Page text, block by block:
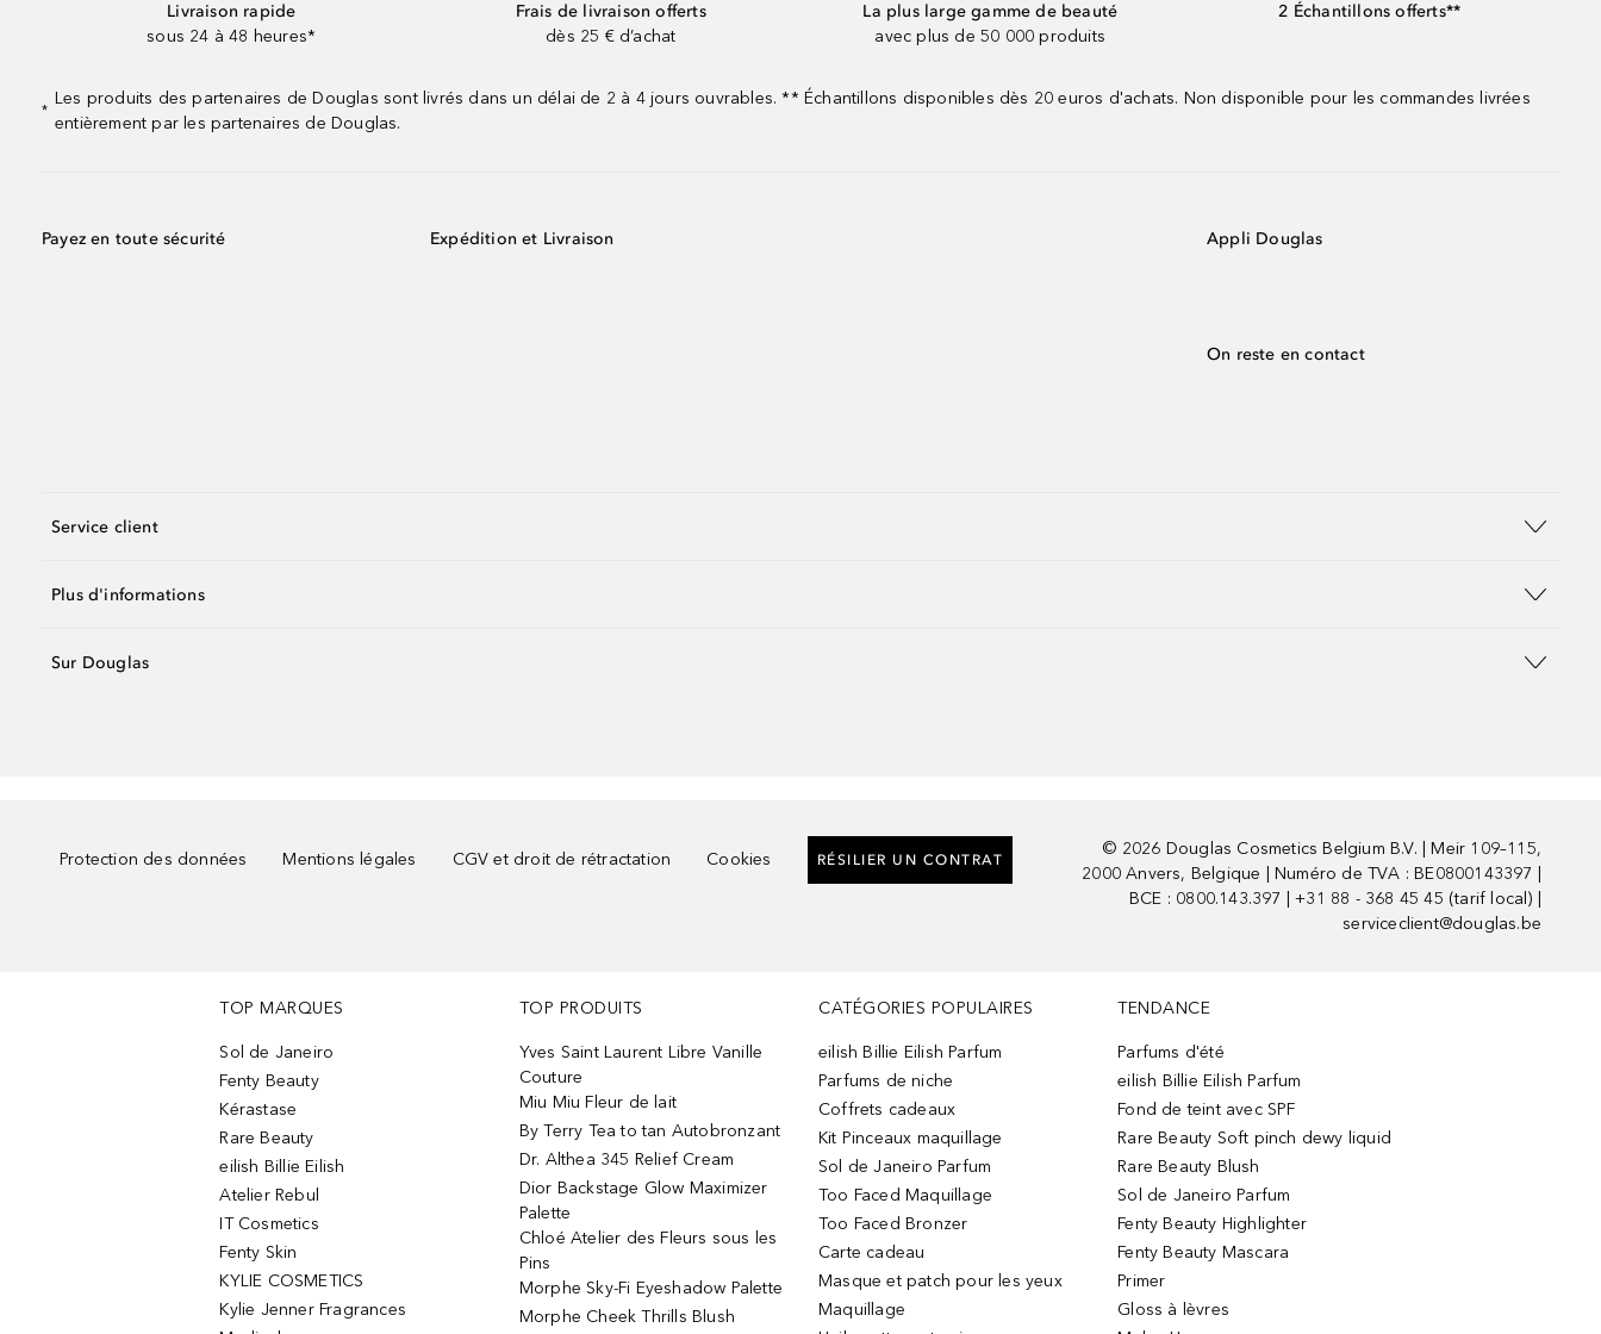
Livraison rapide
sous 24 à 48 heures*
Frais de livraison offerts
dès 25 € d’achat
La plus large gamme de beauté
avec plus de 50 000 produits
2 Échantillons offerts**
*
Les produits des partenaires de Douglas sont livrés dans un délai de 2 à 4 jours ouvrables. ** Échantillons disponibles dès 20 euros d'achats. Non disponible pour les commandes livrées
entièrement par les partenaires de Douglas.
Payez en toute sécurité Expédition et Livraison Appli Douglas
On reste en contact
Service client
Plus d'informations
Sur Douglas
Protection des données Mentions légales CGV et droit de rétractation Cookies RÉSILIER UN CONTRAT
© 2026 Douglas Cosmetics Belgium B.V. | Meir 109–115,
2000 Anvers, Belgique | Numéro de TVA : BE0800143397 |
BCE : 0800.143.397 | +31 88 - 368 45 45 (tarif local) |
serviceclient@douglas.be
TOP MARQUES
Sol de Janeiro
Fenty Beauty
Kérastase
Rare Beauty
eilish Billie Eilish
Atelier Rebul
IT Cosmetics
Fenty Skin
KYLIE COSMETICS
Kylie Jenner Fragrances
TOP PRODUITS
Yves Saint Laurent Libre Vanille
Couture
Miu Miu Fleur de lait
By Terry Tea to tan Autobronzant
Dr. Althea 345 Relief Cream
Dior Backstage Glow Maximizer
Palette
Chloé Atelier des Fleurs sous les
Pins
Morphe Sky-Fi Eyeshadow Palette
Morphe Cheek Thrills Blush
CATÉGORIES POPULAIRES
eilish Billie Eilish Parfum
Parfums de niche
Coffrets cadeaux
Kit Pinceaux maquillage
Sol de Janeiro Parfum
Too Faced Maquillage
Too Faced Bronzer
Carte cadeau
Masque et patch pour les yeux
Maquillage
TENDANCE
Parfums d'été
eilish Billie Eilish Parfum
Fond de teint avec SPF
Rare Beauty Soft pinch dewy liquid
Rare Beauty Blush
Sol de Janeiro Parfum
Fenty Beauty Highlighter
Fenty Beauty Mascara
Primer
Gloss à lèvres